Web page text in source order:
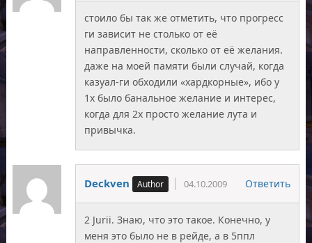
стоило бы так же отметить, что прогресс
ги зависит не столько от её
направленности, сколько от её желания.
даже на моей памяти были случай, когда
казуал-ги обходили «хардкорные», ибо у
1х было банальное желание и интерес,
когда для 2х просто желание лута и
привычка.
Deckven 04.10.2009 Ответить
2 Jurii. Знаю, что это такое. Конечно, у
меня это было не в рейде, а в 5ппл